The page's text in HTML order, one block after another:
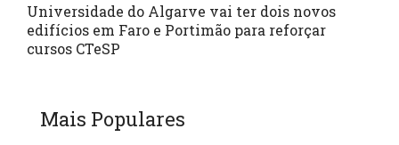
Universidade do Algarve vai ter dois novos
edifícios em Faro e Portimão para reforçar
cursos CTeSP
Mais Populares